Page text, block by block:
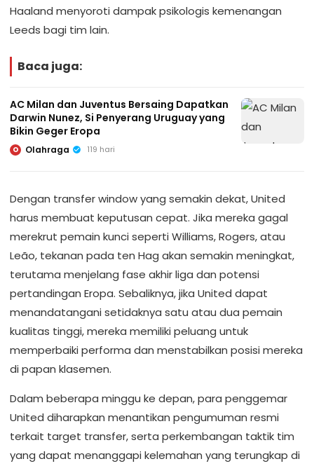
Haaland menyoroti dampak psikologis kemenangan
Leeds bagi tim lain.
Baca juga:
AC Milan dan Juventus Bersaing Dapatkan
Darwin Nunez, Si Penyerang Uruguay yang
Bikin Geger Eropa
O Olahraga 119 hari
Dengan transfer window yang semakin dekat, United
harus membuat keputusan cepat. Jika mereka gagal
merekrut pemain kunci seperti Williams, Rogers, atau
Leão, tekanan pada ten Hag akan semakin meningkat,
terutama menjelang fase akhir liga dan potensi
pertandingan Eropa. Sebaliknya, jika United dapat
menandatangani setidaknya satu atau dua pemain
kualitas tinggi, mereka memiliki peluang untuk
memperbaiki performa dan menstabilkan posisi mereka
di papan klasemen.
Dalam beberapa minggu ke depan, para penggemar
United diharapkan menantikan pengumuman resmi
terkait target transfer, serta perkembangan taktik tim
yang dapat menanggapi kelemahan yang terungkap di